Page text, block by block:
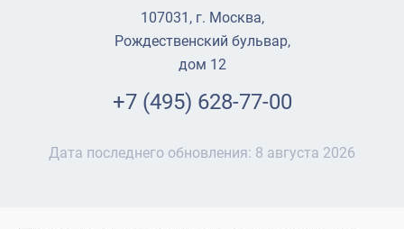
107031, г. Москва,
Рождественский бульвар,
дом 12
+7 (495) 628-77-00
Дата последнего обновления: 8 августа 2026